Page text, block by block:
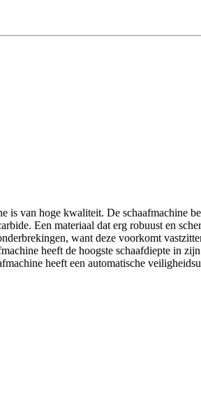
van hoge kwaliteit. De schaafmachine
Een materiaal dat erg robuust en
want deze voorkomt
heeft de hoogste schaafdiepte in
heeft een automatische